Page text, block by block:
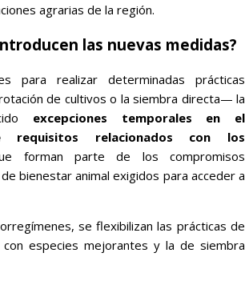
agrarias de la región.
las nuevas medidas?
para realizar determinadas prácticas
de cultivos o la siembra directa— la
excepciones temporales en el
requisitos relacionados con los
forman parte de los compromisos
bienestar animal exigidos para acceder a
se flexibilizan las prácticas de
especies mejorantes y la de siembra